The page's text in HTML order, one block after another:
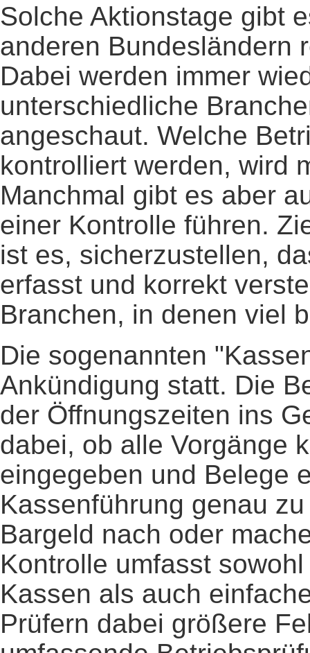
Solche Aktionstage gibt
anderen Bundesländern
Dabei werden immer
unterschiedliche
angeschaut. Welche
kontrolliert werden, wird
Manchmal gibt es aber
einer Kontrolle führen.
ist es, sicherzustellen,
erfasst und korrekt
Branchen, in denen viel
Die sogenannten
Ankündigung statt. Die
der Öffnungszeiten ins
dabei, ob alle Vorgänge
eingegeben und Belege
Kassenführung genau
Bargeld nach oder
Kontrolle umfasst
Kassen als auch
Prüfern dabei größere